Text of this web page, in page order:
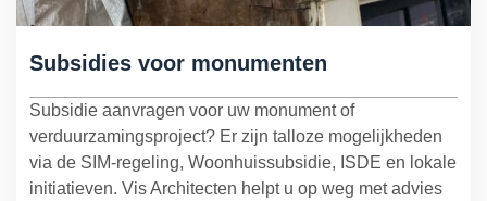
Subsidies voor monumenten
Subsidie aanvragen voor uw monument of
verduurzamingsproject? Er zijn talloze mogelijkheden
via de SIM-regeling, Woonhuissubsidie, ISDE en lokale
initiatieven. Vis Architecten helpt u op weg met advies